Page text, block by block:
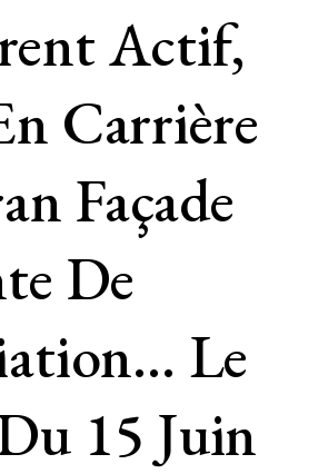
Actif,
Carrière
Façade
De
Le
15 Juin